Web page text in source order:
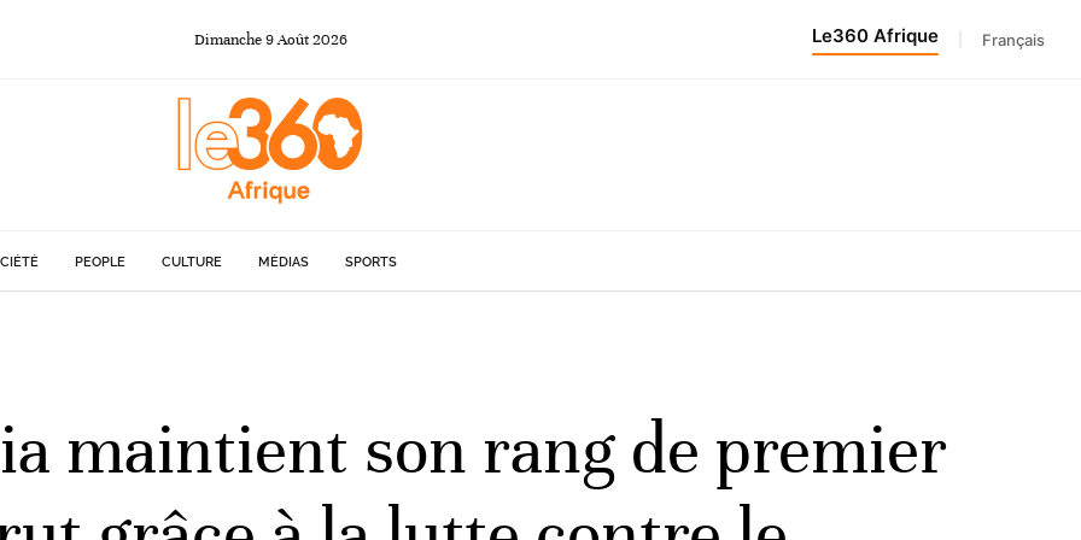
Dimanche 9Août 2026 Le360 Afrique Français
PEOPLE CULTURE MÉDIAS SPORTS
maintient son rang de premier